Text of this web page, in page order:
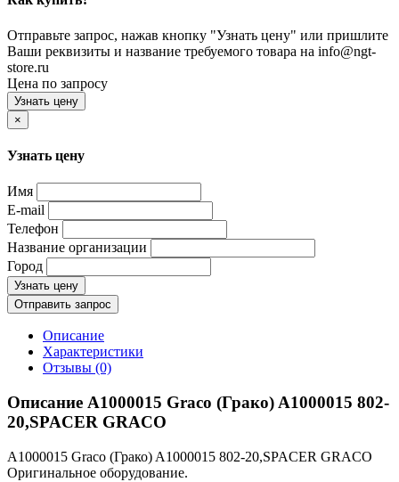
Отправьте запрос, нажав кнопку "Узнать цену" или пришлите
Ваши реквизиты и название требуемого товара на info@ngt-
store.ru
Цена по запросу
Узнать цену
×
Узнать цену
Имя
E-mail
Телефон
Название организации
Город
Узнать цену
Отправить запрос
Описание
Характеристики
Отзывы (0)
Описание A1000015 Graco (Грако) A1000015 802-
20,SPACER GRACO
A1000015 Graco (Грако) A1000015 802-20,SPACER GRACO
Оригинальное оборудование.